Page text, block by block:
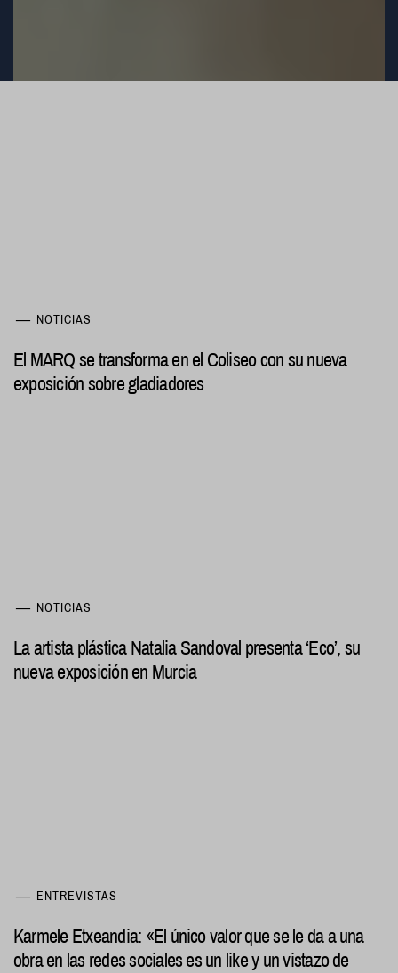
NOTICIAS
El MARQ se transforma en el Coliseo con su nueva
exposición sobre gladiadores
NOTICIAS
La artista plástica Natalia Sandoval presenta ‘Eco’, su
nueva exposición en Murcia
ENTREVISTAS
Karmele Etxeandia: «El único valor que se le da a una
obra en las redes sociales es un like y un vistazo de